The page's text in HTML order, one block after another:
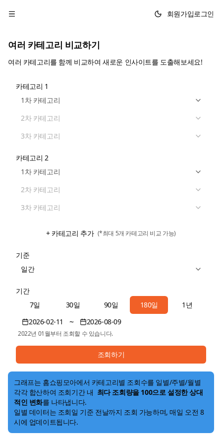
회원가입로그인
여러 카테고리 비교하기
여러 카테고리를 함께 비교하여 새로운 인사이트를 도출해보세요!
카테고리 1
1차 카테고리
2차 카테고리
3차 카테고리
카테고리 2
1차 카테고리
2차 카테고리
3차 카테고리
+ 카테고리 추가 (*최대 5개 카테고리 비교 가능)
기준
일간
기간
7일
30일 90일 180일
1년
2026-02-11
~ 2026-08-09
2022년 01월부터 조회할 수 있습니다.
조회하기
그래프는 홈쇼핑모아에서 카테고리별 조회수를 일별/주별/월별
각각 합산하여 조회기간 내 최다 조회량을 100으로 설정한 상대
적인 변화를 나타냅니다.
일별 데이터는 조회일 기준 전날까지 조회 가능하며, 매일 오전 8
시에 업데이트됩니다.